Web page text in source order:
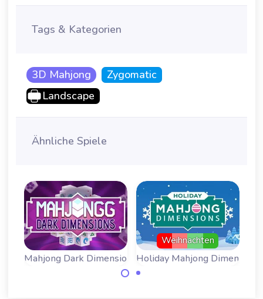
Tags & Kategorien
3D Mahjong
Zygomatic
Landscape
Ähnliche Spiele
Mahjong Dark Dimensions - TripelzeitHoliday Mahjong Dimensions
Weihnachten